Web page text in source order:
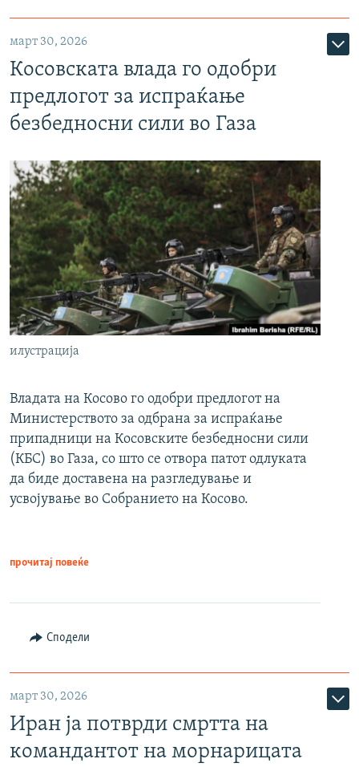
март 30, 2026
Косовската влада го одобри
предлогот за испраќање
безбедносни сили во Газа
илустрација
Владата на Косово го одобри предлогот на
Министерството за одбрана за испраќање
припадници на Косовските безбедносни сили
(КБС) во Газа, со што се отвора патот одлуката
да биде доставена на разгледување и
усвојување во Собранието на Косово.
прочитај повеќе
Сподели
март 30, 2026
Иран ја потврди смртта на
командантот на морнарицата